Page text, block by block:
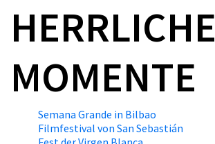
HERRLICHE
MOMENTE
Semana Grande in Bilbao
Filmfestival von San Sebastián